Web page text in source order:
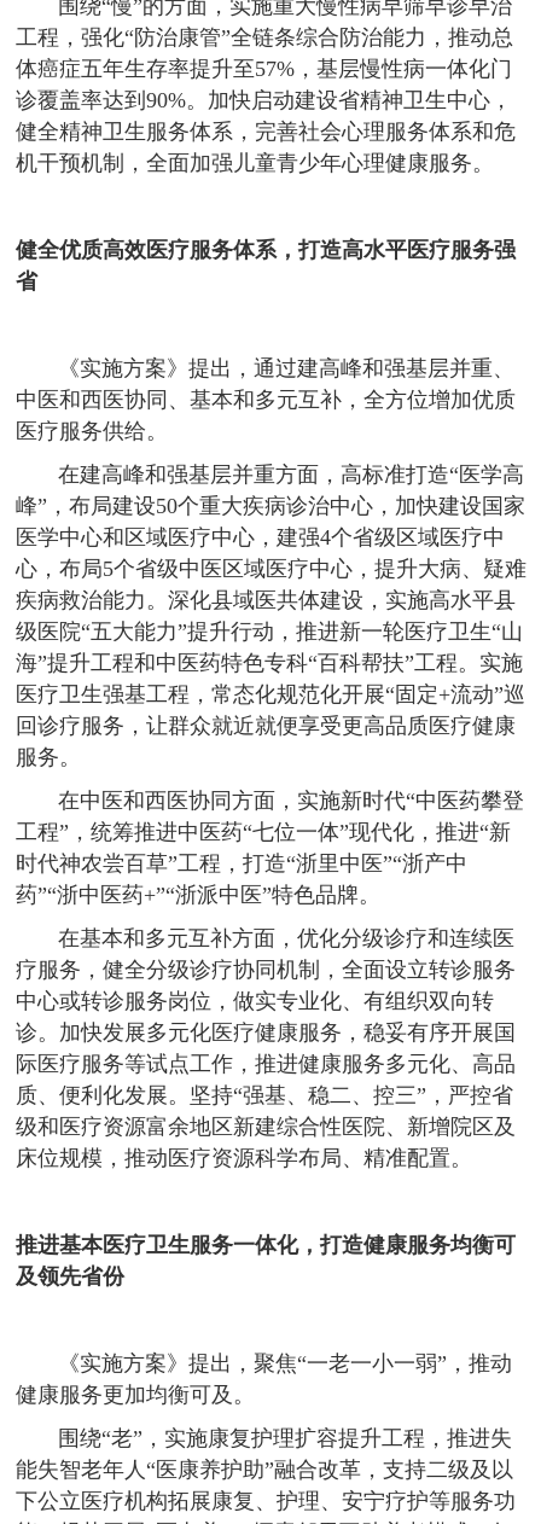
围绕“慢”的方面，实施重大慢性病早筛早诊早治
工程，强化“防治康管”全链条综合防治能力，推动总
体癌症五年生存率提升至57%，基层慢性病一体化门
诊覆盖率达到90%。加快启动建设省精神卫生中心，
健全精神卫生服务体系，完善社会心理服务体系和危
机干预机制，全面加强儿童青少年心理健康服务。
健全优质高效医疗服务体系，打造高水平医疗服务强
省
《实施方案》提出，通过建高峰和强基层并重、
中医和西医协同、基本和多元互补，全方位增加优质
医疗服务供给。
在建高峰和强基层并重方面，高标准打造“医学高
峰”，布局建设50个重大疾病诊治中心，加快建设国家
医学中心和区域医疗中心，建强4个省级区域医疗中
心，布局5个省级中医区域医疗中心，提升大病、疑难
疾病救治能力。深化县域医共体建设，实施高水平县
级医院“五大能力”提升行动，推进新一轮医疗卫生“山
海”提升工程和中医药特色专科“百科帮扶”工程。实施
医疗卫生强基工程，常态化规范化开展“固定+流动”巡
回诊疗服务，让群众就近就便享受更高品质医疗健康
服务。
在中医和西医协同方面，实施新时代“中医药攀登
工程”，统筹推进中医药“七位一体”现代化，推进“新
时代神农尝百草”工程，打造“浙里中医”“浙产中
药”“浙中医药+”“浙派中医”特色品牌。
在基本和多元互补方面，优化分级诊疗和连续医
疗服务，健全分级诊疗协同机制，全面设立转诊服务
中心或转诊服务岗位，做实专业化、有组织双向转
诊。加快发展多元化医疗健康服务，稳妥有序开展国
际医疗服务等试点工作，推进健康服务多元化、高品
质、便利化发展。坚持“强基、稳二、控三”，严控省
级和医疗资源富余地区新建综合性医院、新增院区及
床位规模，推动医疗资源科学布局、精准配置。
推进基本医疗卫生服务一体化，打造健康服务均衡可
及领先省份
《实施方案》提出，聚焦“一老一小一弱”，推动
健康服务更加均衡可及。
围绕“老”，实施康复护理扩容提升工程，推进失
能失智老年人“医康养护助”融合改革，支持二级及以
下公立医疗机构拓展康复、护理、安宁疗护等服务功